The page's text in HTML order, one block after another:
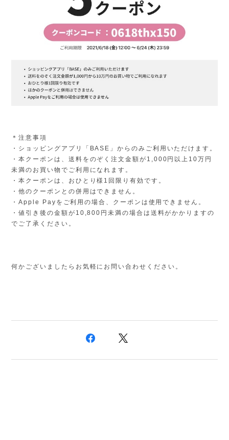
＊注意事項
・ショッピングアプリ「BASE」からのみご利用いただけます。
・本クーポンは、送料をのぞく注文金額が1,000円以上10万円
未満のお買い物でご利用になれます。
・本クーポンは、おひとり様1回限り有効です。
・他のクーポンとの併用はできません。
・Apple Payをご利用の場合、クーポンは使用できません。
・値引き後の金額が10,800円未満の場合は送料がかかりますの
でご了承ください。
何かございましたらお気軽にお問い合わせください。